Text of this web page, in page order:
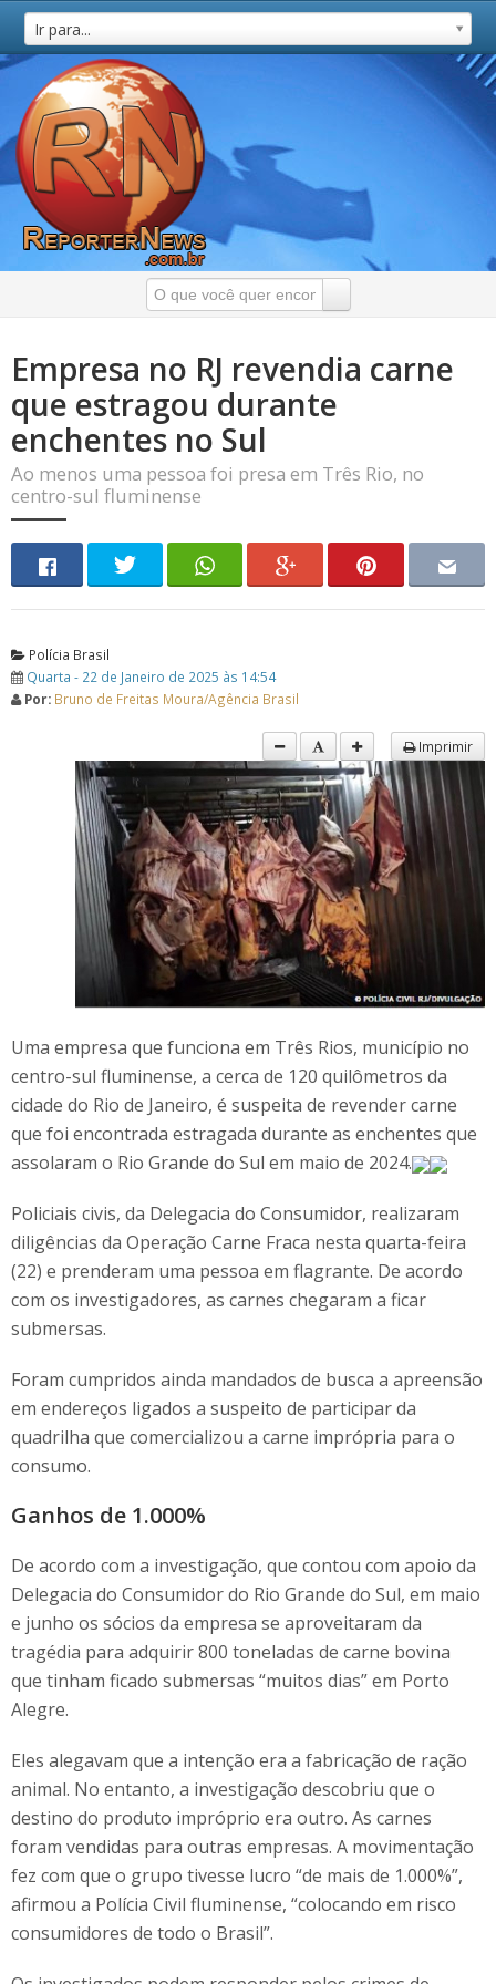
Ir para...
Empresa no RJ revendia carne
que estragou durante
enchentes no Sul
Ao menos uma pessoa foi presa em Três Rio, no
centro-sul fluminense
Polícia Brasil
Quarta - 22 de Janeiro de 2025 às 14:54
Por: Bruno de Freitas Moura/Agência Brasil
Imprimir
Uma empresa que funciona em Três Rios, município no
centro-sul fluminense, a cerca de 120 quilômetros da
cidade do Rio de Janeiro, é suspeita de revender carne
que foi encontrada estragada durante as enchentes que
assolaram o Rio Grande do Sul em maio de 2024.
Policiais civis, da Delegacia do Consumidor, realizaram
diligências da Operação Carne Fraca nesta quarta-feira
(22) e prenderam uma pessoa em flagrante. De acordo
com os investigadores, as carnes chegaram a ficar
submersas.
Foram cumpridos ainda mandados de busca a apreensão
em endereços ligados a suspeito de participar da
quadrilha que comercializou a carne imprópria para o
consumo.
Ganhos de 1.000%
De acordo com a investigação, que contou com apoio da
Delegacia do Consumidor do Rio Grande do Sul, em maio
e junho os sócios da empresa se aproveitaram da
tragédia para adquirir 800 toneladas de carne bovina
que tinham ficado submersas “muitos dias” em Porto
Alegre.
Eles alegavam que a intenção era a fabricação de ração
animal. No entanto, a investigação descobriu que o
destino do produto impróprio era outro. As carnes
foram vendidas para outras empresas. A movimentação
fez com que o grupo tivesse lucro “de mais de 1.000%”,
afirmou a Polícia Civil fluminense, “colocando em risco
consumidores de todo o Brasil”.